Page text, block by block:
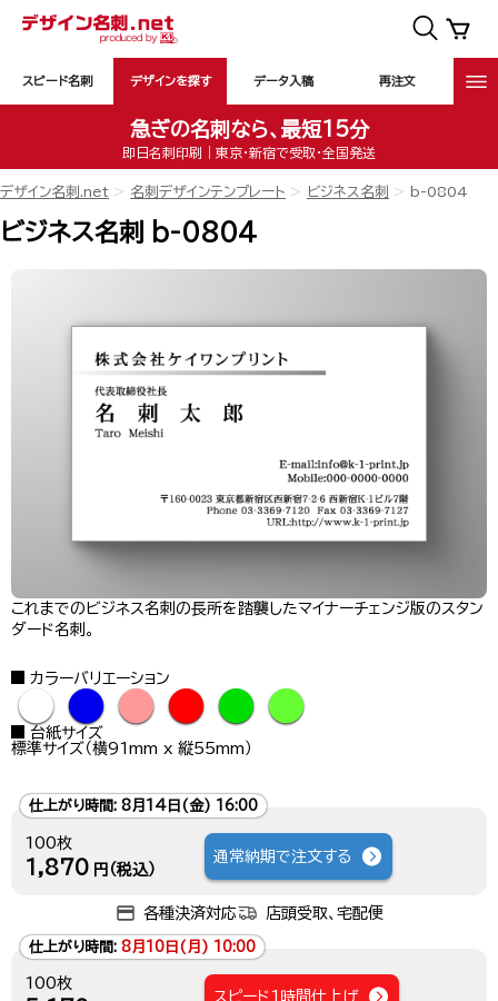
スピード名刺 デザインを探す データ入稿 再注文
急ぎの名刺なら、最短15分
即日名刺印刷｜東京・新宿で受取・全国発送
デザイン名刺.net 名刺デザインテンプレート ビジネス名刺 b-0804
ビジネス名刺 b-0804
これまでのビジネス名刺の長所を踏襲したマイナーチェンジ版のスタン
ダード名刺。
カラーバリエーション
● ● ● ● ● ●
台紙サイズ
標準サイズ（横91mm x 縦55mm）
仕上がり時間: 8月14日(金) 16:00
100枚
1,870 円（税込）
通常納期で注文する
各種決済対応 店頭受取、宅配便
仕上がり時間: 8月10日(月) 10:00
100枚
スピード1時間仕上げ